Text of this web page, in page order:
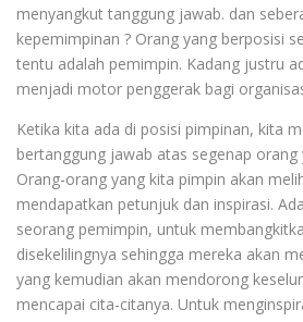
menyangkut tanggung jawab. dan
kepemimpinan ? Orang yang berposisi
tentu adalah pemimpin. Kadang justru
menjadi motor penggerak bagi
Ketika kita ada di posisi pimpinan, kita
bertanggung jawab atas segenap orang
Orang-orang yang kita pimpin akan
mendapatkan petunjuk dan inspirasi.
seorang pemimpin, untuk
disekelilingnya sehingga mereka akan
yang kemudian akan mendorong
mencapai cita-citanya. Untuk